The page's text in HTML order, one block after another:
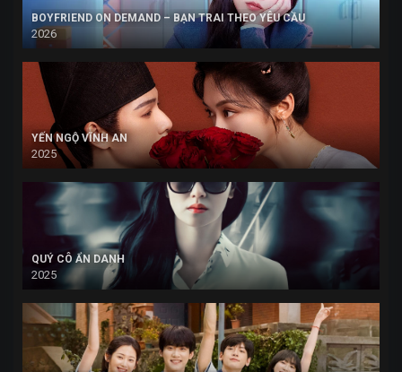
BOYFRIEND ON DEMAND – BẠN TRAI THEO YÊU CẦU
2026
YẾN NGỘ VĨNH AN
2025
QUÝ CÔ ẨN DANH
2025